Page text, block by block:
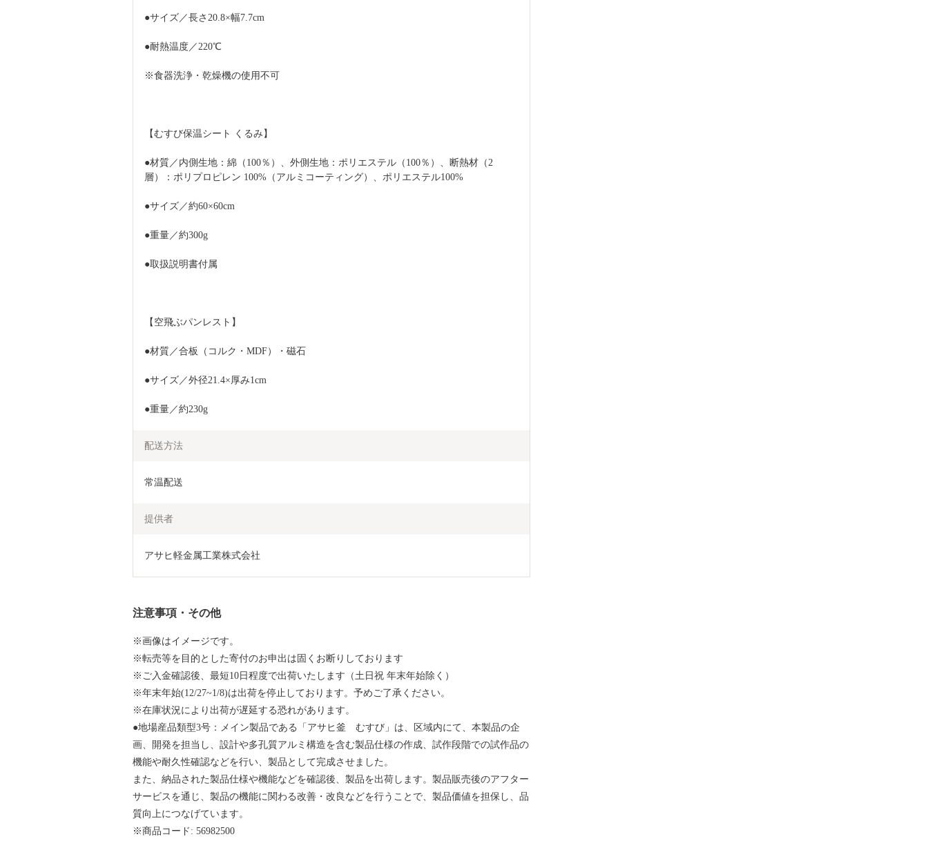
●サイズ／長さ20.8×幅7.7cm
●耐熱温度／220℃
※食器洗浄・乾燥機の使用不可
【むすび保温シート くるみ】
●材質／内側生地：綿（100％）、外側生地：ポリエステル（100％）、断熱材（2
層）：ポリプロピレン 100%（アルミコーティング）、ポリエステル100%
●サイズ／約60×60cm
●重量／約300g
●取扱説明書付属
【空飛ぶパンレスト】
●材質／合板（コルク・MDF）・磁石
●サイズ／外径21.4×厚み1cm
●重量／約230g
配送方法
常温配送
提供者
アサヒ軽金属工業株式会社
注意事項・その他
※画像はイメージです。
※転売等を目的とした寄付のお申出は固くお断りしております
※ご入金確認後、最短10日程度で出荷いたします（土日祝 年末年始除く）
※年末年始(12/27~1/8)は出荷を停止しております。予めご了承ください。
※在庫状況により出荷が遅延する恐れがあります。
●地場産品類型3号：メイン製品である「アサヒ釜 むすび」は、区域内にて、本製品の企
画、開発を担当し、設計や多孔質アルミ構造を含む製品仕様の作成、試作段階での試作品の
機能や耐久性確認などを行い、製品として完成させました。
また、納品された製品仕様や機能などを確認後、製品を出荷します。製品販売後のアフター
サービスを通じ、製品の機能に関わる改善・改良などを行うことで、製品価値を担保し、品
質向上につなげています。
※商品コード: 56982500